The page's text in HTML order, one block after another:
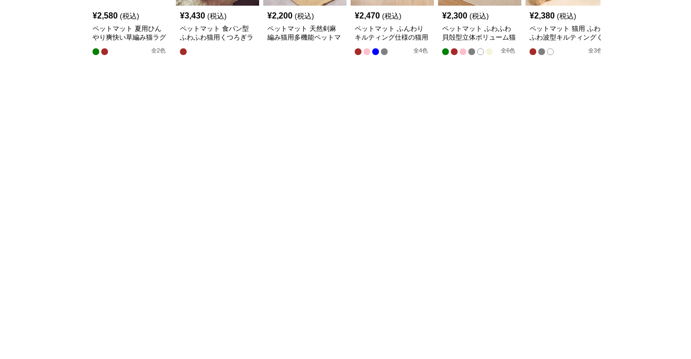
ペットマット 夏用ひん
やり爽快い草編み猫ラグ
マット
全2 色
¥3,430 (税込)
ペットマット 食パン型
ふわふわ猫用くつろぎラ
グマット
¥2,200 (税込)
ペットマット 天然剣麻
編み猫用多機能ペットマ
ット
¥2,470 (税込)
ペットマット ふんわり
キルティング仕様の猫用
快適ラグマット
全4色
¥2,300 (税込)
ペットマット ふわふわ
貝殻型立体ボリューム猫
ラグマット
全6色
¥2,380 (税込)
ペットマット 猫用 ふわ
ふわ波型キルティングく
つろぎマット
全3 色